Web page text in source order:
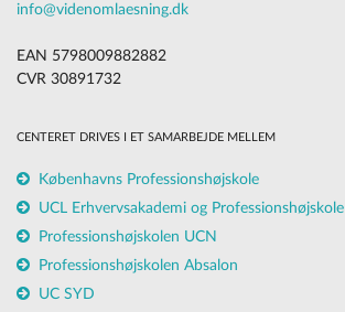
info@videnomlaesning.dk
EAN 5798009882882
CVR 30891732
CENTERET DRIVES I ET SAMARBEJDE MELLEM
Københavns Professionshøjskole
UCL Erhvervsakademi og Professionshøjskole
Professionshøjskolen UCN
Professionshøjskolen Absalon
UC SYD